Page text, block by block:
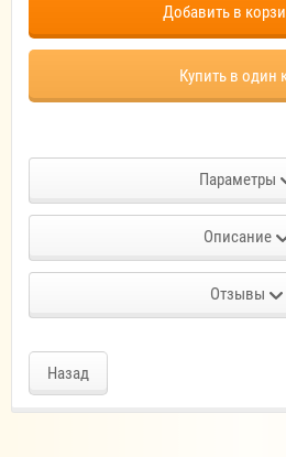
Добавить в
Купить в один
Параметры
Описание
Отзывы
Назад